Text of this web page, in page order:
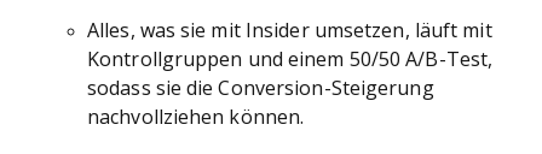
Alles, was sie mit Insider umsetzen, läuft mit
Kontrollgruppen und einem 50/50 A/B-Test,
sodass sie die Conversion-Steigerung
nachvollziehen können.